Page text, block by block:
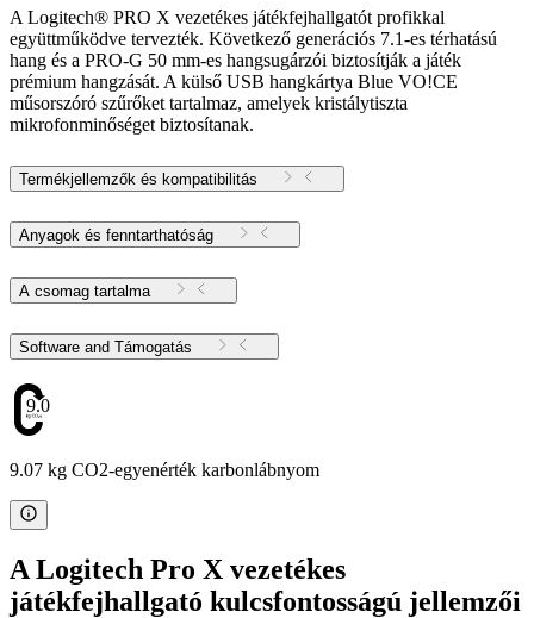
A Logitech® PRO X vezetékes játékfejhallgatót profikkal
együttműködve tervezték. Következő generációs 7.1-es térhatású
hang és a PRO-G 50 mm-es hangsugárzói biztosítják a játék
prémium hangzását. A külső USB hangkártya Blue VO!CE
műsorszóró szűrőket tartalmaz, amelyek kristálytiszta
mikrofonminőséget biztosítanak.
Termékjellemzők és kompatibilitás
Anyagok és fenntarthatóság
A csomag tartalma
Software and Támogatás
9.07
9.07 kg CO2-egyenérték karbonlábnyom
A Logitech Pro X vezetékes
játékfejhallgató kulcsfontosságú jellemzői